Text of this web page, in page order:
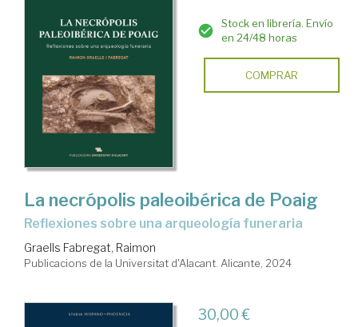
Stock en librería. Envío
en 24/48 horas
COMPRAR
La necrópolis paleoibérica de Poaig
reflexiones sobre una arqueología funeraria
Graells Fabregat, Raimon
Publicacions de la Universitat d'Alacant. Alicante, 2024
30,00 €